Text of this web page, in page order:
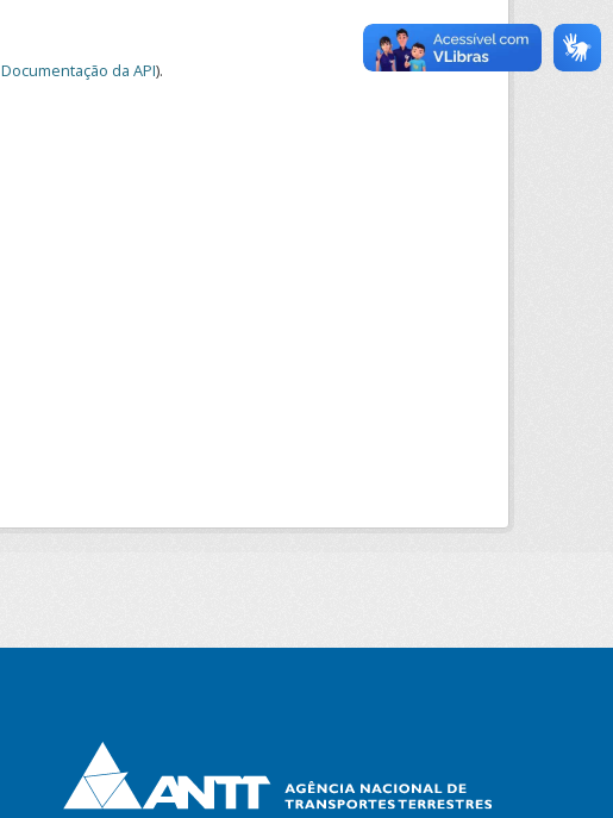
Documentação da API).